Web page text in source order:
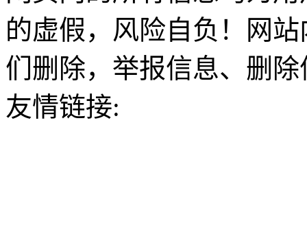
的虚假，风险自负！网
们删除，举报信息、删
友情链接: